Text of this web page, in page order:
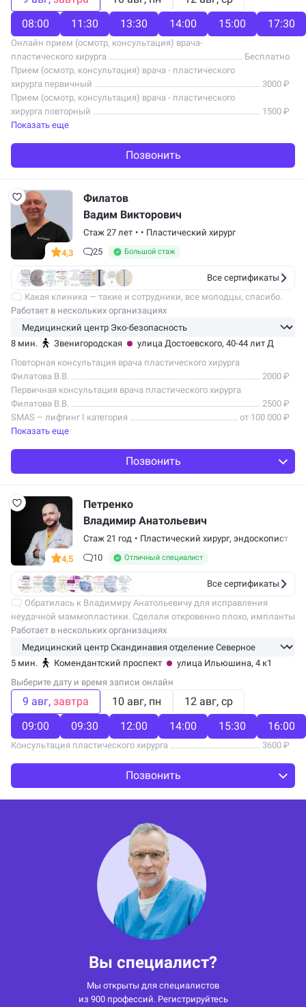
08:00
11:30 13:30 14:00 15:00 17:30
Онлайн прием (осмотр, консультация) врача-
пластического хирурга
Бесплатно
Прием (осмотр, консультация) врача - пластического
хирурга первичный
3000 ₽
Прием (осмотр, консультация) врача - пластического
хирурга повторный
1500 ₽
Показать еще
Позвонить
4,3
Филатов
Вадим Викторович
Стаж 27 лет • • Пластический хирург
25
Большой стаж
Все сертификаты
Какая клиника — такие и сотрудники, все молодцы, спасибо.
Работает в нескольких организациях
8 мин. Звенигородская
улица Достоевского, 40-44 лит Д
Повторная консультация врача пластического хирурга
Филатова В.В.
2000 ₽
Первичная консультация врача пластического хирурга
Филатова В.В.
2500 ₽
SMAS – лифтинг I категория
от 100 000 ₽
Показать еще
Позвонить
4,5
Петренко
Владимир Анатольевич
Стаж 21 год • Пластический хирург, эндоскопист
10
Отличный специалист
Все сертификаты
Обратилась к Владимиру Анатольевичу для исправления
неудачной маммопластики. Сделали откровенно плохо, импланты
так и не стали на место еще и крутились… В общем, ничего
хорошего. Конечно Петренко…
Работает в нескольких организациях
5 мин. Комендантский проспект
улица Ильюшина, 4 к1
Выберите дату и время записи онлайн
9 авг завтра 10 авг пн 12 авг ср
09:00
09:30 12:00 14:00 15:30 16:00
Консультация пластического хирурга 3600 ₽
Позвонить
Вы специалист?
Мы открыты для специалистов
из 900 профессий. Регистрируйтесь